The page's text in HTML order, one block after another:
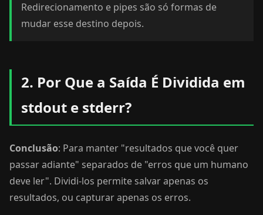
Redirecionamento e pipes são só formas de
mudar esse destino depois.
2. Por Que a Saída É Dividida em
stdout e stderr?
Conclusão: Para manter "resultados que você quer
passar adiante" separados de "erros que um humano
deve ler". Dividi-los permite salvar apenas os
resultados, ou capturar apenas os erros.